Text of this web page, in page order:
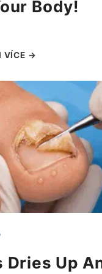
Body!
Dries Up